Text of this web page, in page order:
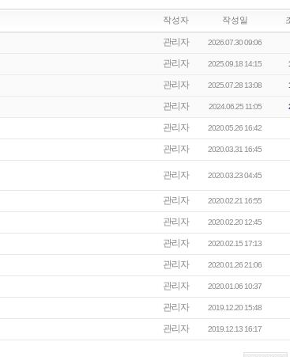
작성자 작성일
관리자 2026.07.30 09:06
관리자 2025.09.18 14:15
관리자 2025.07.28 13:08
관리자 2024.06.25 11:05
관리자 2020.05.26 16:42
관리자 2020.03.31 16:45
관리자 2020.03.23 04:45
관리자 2020.02.21 16:55
관리자 2020.02.20 12:45
관리자 2020.02.15 17:13
관리자 2020.01.26 21:06
관리자 2020.01.06 10:37
관리자 2019.12.20 15:48
관리자 2019.12.13 16:17